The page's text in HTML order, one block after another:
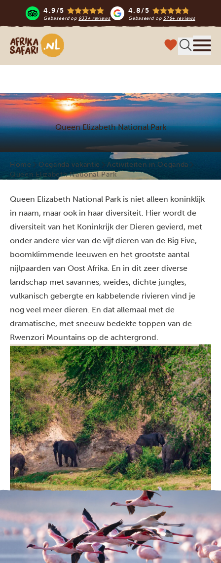
4.9/5
Gebaseerd op 933+ reviews
4.8/5
Gebaseerd op 578+ reviews
Afrika safari
Queen Elizabeth National Park
Home Oeganda vakantie
Activiteiten in Oeganda
Queen Elizabeth National Park
Queen Elizabeth National Park is niet alleen koninklijk
in naam, maar ook in haar diversiteit. Hier wordt de
diversiteit van het Koninkrijk der Dieren gevierd, met
onder andere vier van de vijf dieren van de Big Five,
boomklimmende leeuwen en het grootste aantal
nijlpaarden van Oost Afrika. En in dit zeer diverse
landschap met savannes, weides, dichte jungles,
vulkanisch gebergte en kabbelende rivieren vind je
nog veel meer dieren. En dat allemaal met de
dramatische, met sneeuw bedekte toppen van de
Rwenzori Mountains op de achtergrond.